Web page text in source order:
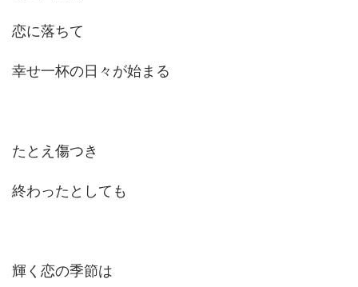
恋に落ちて
幸せ一杯の日々が始まる
たとえ傷つき
終わったとしても
輝く恋の季節は